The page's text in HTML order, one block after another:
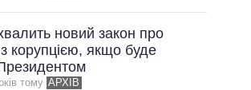
новий закон про
корупцією, якщо буде
тому АРХІВ